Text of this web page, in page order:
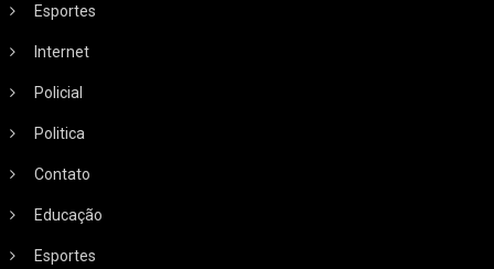
Esportes
Internet
Policial
Politica
Contato
Educação
Esportes